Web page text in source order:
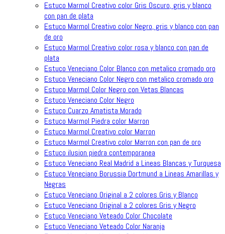
Estuco Marmol Creativo color Gris Oscuro, gris y blanco
con pan de plata
Estuco Marmol Creativo color Negro, gris y blanco con pan
de oro
Estuco Marmol Creativo color rosa y blanco con pan de
plata
Estuco Veneciano Color Blanco con metalico cromado oro
Estuco Veneciano Color Negro con metalico cromado oro
Estuco Marmol Color Negro con Vetas Blancas
Estuco Veneciano Color Negro
Estuco Cuarzo Amatista Morado
Estuco Marmol Piedra color Marron
Estuco Marmol Creativo color Marron
Estuco Marmol Creativo color Marron con pan de oro
Estuco ilusion piedra contemporanea
Estuco Veneciano Real Madrid a Lineas Blancas y Turquesa
Estuco Veneciano Borussia Dortmund a Lineas Amarillas y
Negras
Estuco Veneciano Original a 2 colores Gris y Blanco
Estuco Veneciano Original a 2 colores Gris y Negro
Estuco Veneciano Veteado Color Chocolate
Estuco Veneciano Veteado Color Naranja